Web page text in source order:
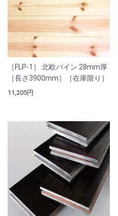
［FLP-1］ 北欧パイン 28mm厚
［長さ3900mm］［在庫限り］
11,205円